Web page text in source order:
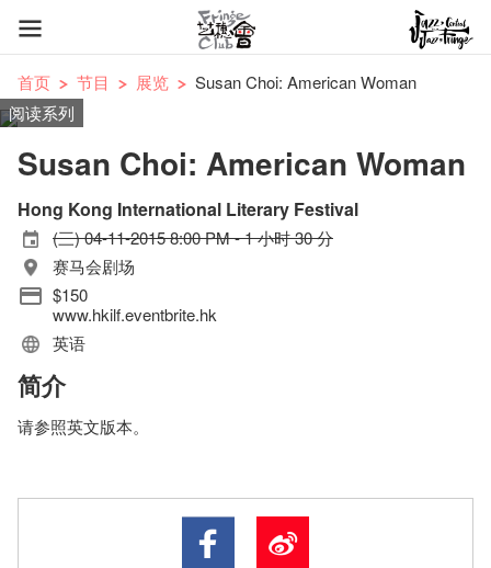
首页 节目 展览
Susan Choi: American Woman
阅读系列
Susan Choi: American Woman
Hong Kong International Literary Festival
(三) 04-11-2015 8:00 PM - 1 小时 30 分
赛马会剧场
$150
www.hkilf.eventbrite.hk
英语
简介
请参照英文版本。